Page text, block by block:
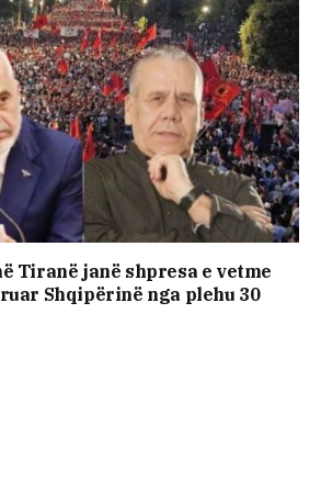
Tiranë janë shpresa e vetme
Shqipërinë nga plehu 30